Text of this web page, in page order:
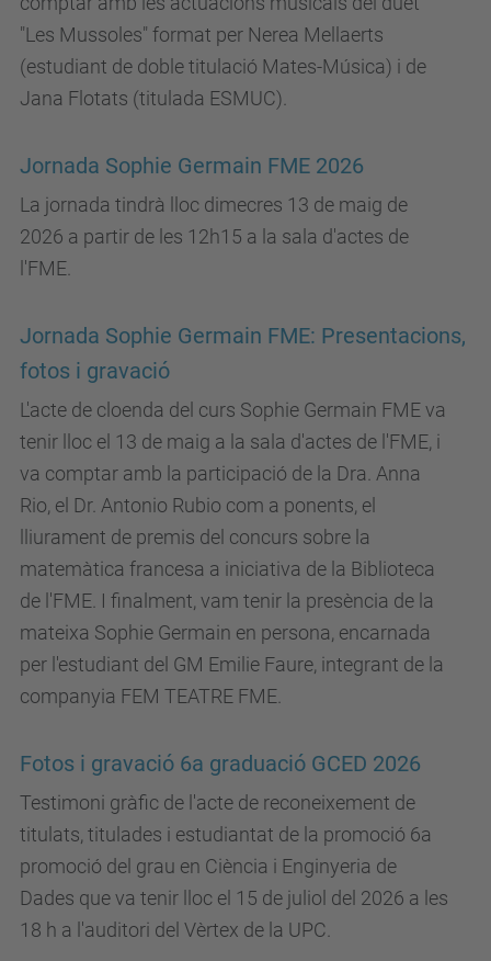
"Les Mussoles" format per Nerea Mellaerts
(estudiant de doble titulació Mates-Música) i de
Jana Flotats (titulada ESMUC).
Jornada Sophie Germain FME 2026
La jornada tindrà lloc dimecres 13 de maig de
2026 a partir de les 12h15 a la sala d'actes de
l'FME.
Jornada Sophie Germain FME: Presentacions,
fotos i gravació
L'acte de cloenda del curs Sophie Germain FME va
tenir lloc el 13 de maig a la sala d'actes de l'FME, i
va comptar amb la participació de la Dra. Anna
Rio, el Dr. Antonio Rubio com a ponents, el
lliurament de premis del concurs sobre la
matemàtica francesa a iniciativa de la Biblioteca
de l'FME. I finalment, vam tenir la presència de la
mateixa Sophie Germain en persona, encarnada
per l'estudiant del GM Emilie Faure, integrant de la
companyia FEM TEATRE FME.
Fotos i gravació 6a graduació GCED 2026
Testimoni gràfic de l'acte de reconeixement de
titulats, titulades i estudiantat de la promoció 6a
promoció del grau en Ciència i Enginyeria de
Dades que va tenir lloc el 15 de juliol del 2026 a les
18 h a l'auditori del Vèrtex de la UPC.